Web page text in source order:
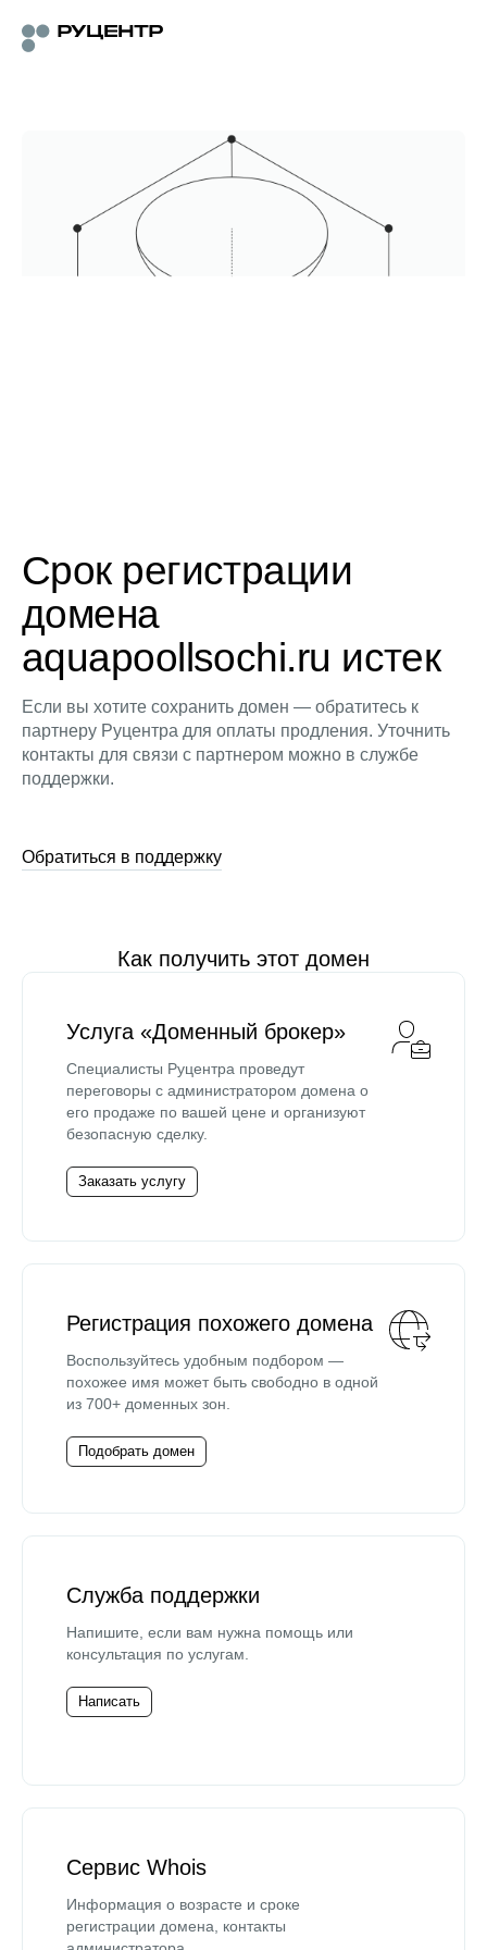
Срок регистрации
домена
aquapoollsochi.ru истек
Если вы хотите сохранить домен — обратитесь к
партнеру Руцентра для оплаты продления. Уточнить
контакты для связи с партнером можно в службе
поддержки.
Обратиться в поддержку
Как получить этот домен
Услуга «Доменный брокер»
Специалисты Руцентра проведут
переговоры с администратором домена о
его продаже по вашей цене и организуют
безопасную сделку.
Заказать услугу
Регистрация похожего домена
Воспользуйтесь удобным подбором —
похожее имя может быть свободно в одной
из 700+ доменных зон.
Подобрать домен
Служба поддержки
Напишите, если вам нужна помощь или
консультация по услугам.
Написать
Сервис Whois
Информация о возрасте и сроке
регистрации домена, контакты